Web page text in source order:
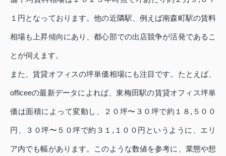
１円となっております。他の近隣駅、例えば南森町駅の賃料
相場も上昇傾向にあり、都心部での出店競争が活発であるこ
とが伺えます。
また、賃貸オフィスの坪単価相場にも注目です。たとえば、
officeeの最新データによれば、東梅田駅の賃貸オフィス坪単
価は面積によって変動し、２０坪〜３０坪で約１８,５００
円、３０坪〜５０坪で約３１,１００円というように、エリ
ア内でも幅があります。このような数値を参考に、業態や想